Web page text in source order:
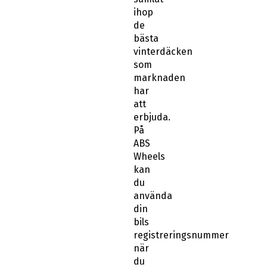
ihop
de
bästa
vinterdäcken
som
marknaden
har
att
erbjuda.
På
ABS
Wheels
kan
du
använda
din
bils
registreringsnummer
när
du